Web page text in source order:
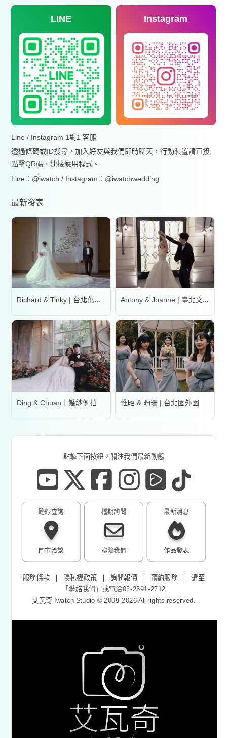
LINE Instagram
Line / Instagram 1對1 客服
透過條碼或ID搜尋，加入好友與我們即時聊天，行動裝置請直接
點擊QR碼，連接應用程式。
Line：@iwatch / Instagram：@iwatchwedding
最新發表
Richard & Tinky | 台北萬豪酒店 Antony & Joanne | 臺北文華東方酒店
Ding & Chuan｜婚紗側拍 惟昭 & 昀珊 | 台北園外園
點擊下面按鈕，關注我們最新動態
路線查詢
門市洽談
最新消息
作品發表
檔期詢問
聯繫我們
服務條款 ❘ 隱私權政策 ❘詢問報價 ❘預約服務 ❘請至
「聯絡我們 」或電洽02-2591-2712
艾瓦奇 Iwatch Studio © 2009-2026 All rights reserved.